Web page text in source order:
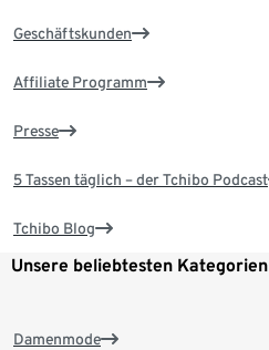
Geschäftskunden
Affiliate Programm
Presse
5 Tassen täglich – der Tchibo Podcast
Tchibo Blog
Unsere beliebtesten Kategorien
Damenmode